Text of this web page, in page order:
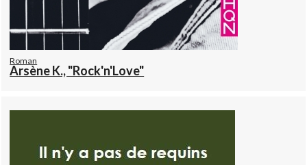
Roman
Arsène K., "Rock'n'Love"